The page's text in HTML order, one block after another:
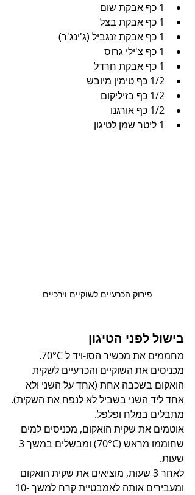
1 כף אבקת שום
1 כף אבקת בצל
1 כף אבקת זנגביל (ג'ינג'ר)
1 כף צ'ילי גרוס
1 כף אבקת חרדל
1/2 כף טימין מיובש
1/2 כף בזיליקום
1/2 כף אורגנו
1 ליטר שמן לטיגון
פירוק הכרעיים לשוקיים וירכיים
בישול לפני הטיגון
מחממים את מכשיר הסו-ויד ל 70°C.
מכניסים את השוקיים והכרעיים לשקית
הואקום בשכבה אחת (אחד על השני ולא
אחד ליד השני בשביל לא לנפח את השקית).
מתבלים במלח ופלפל.
אוטמים את שקית הואקום, מכניסים למים
שעות.
לאחר 3 שעות, מוציאים את שקית הואקום
ומעבירים אותה לאמבטיית קרח למשך 10-